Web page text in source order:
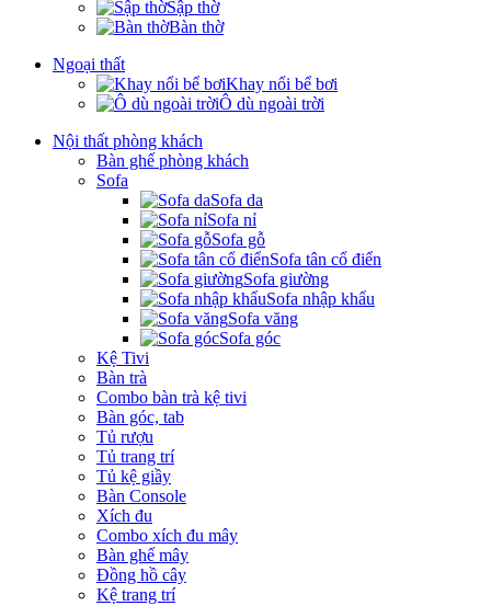
Sập thờ
Bàn thờ
Ngoại thất
Khay nổi bể bơi
Ô dù ngoài trời
Nội thất phòng khách
Bàn ghế phòng khách
Sofa
Sofa da
Sofa nỉ
Sofa gỗ
Sofa tân cổ điển
Sofa giường
Sofa nhập khẩu
Sofa văng
Sofa góc
Kệ Tivi
Bàn trà
Combo bàn trà kệ tivi
Bàn góc, tab
Tủ rượu
Tủ trang trí
Tủ kệ giầy
Bàn Console
Xích đu
Combo xích đu mây
Bàn ghế mây
Đồng hồ cây
Kệ trang trí